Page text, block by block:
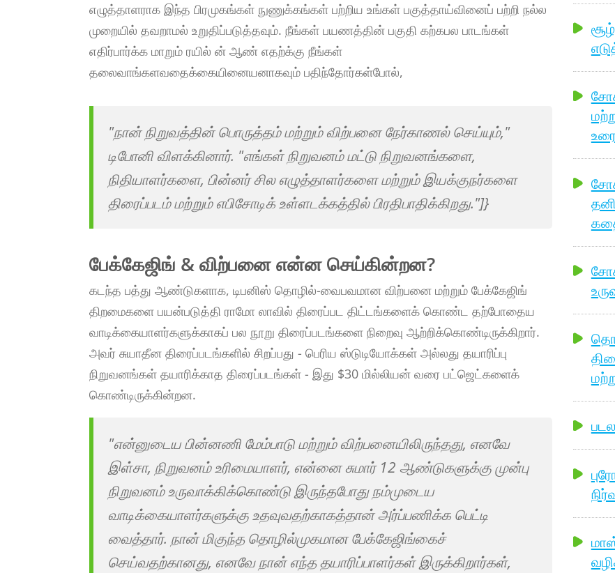
எழுத்தாளராக இந்த பிரமுகங்கள் நுணுக்கங்கள் பற்றிய உங்கள் பகுத்தாய்வினைப் பற்றி நல்ல
முறையில் தவறாமல் உறுதிப்படுத்தவும். நீங்கள் பயணத்தின் பகுதி கற்கபல பாடங்கள்
எதிர்பார்க்க மாறும் ரயில் ன் ஆண் எதற்க்கு நீங்கள்
தலைவாங்களவதைக்கையினையனாகவும் பதிந்தோர்கள்போல்,
"நான் நிறுவத்தின் பொருத்தம் மற்றும் விற்பனை நேர்காணல் செய்யும்,"
டிபோனி விளக்கினார். "எங்கள் நிறுவனம் மட்டு நிறுவனங்களை,
நிதியாளர்களை, பின்னர் சில எழுத்தாளர்களை மற்றும் இயக்குநர்களை
திரைப்படம் மற்றும் எபிசோடிக் உள்ளடக்கத்தில் பிரதிபாதிக்கிறது."]}
பேக்கேஜிங் & விற்பனை என்ன செய்கின்றன?
கடந்த பத்து ஆண்டுகளாக, டிபனிஸ் தொழில்-வைபவமான விற்பனை மற்றும் பேக்கேஜிங்
திறமைகளை பயன்படுத்தி ராமோ லாவில் திரைப்பட திட்டங்களைக் கொண்ட தற்போதைய
வாடிக்கையாளர்களுக்காகப் பல நூறு திரைப்படங்களை நிறைவு ஆற்றிக்கொண்டிருக்கிறார்.
அவர் சுயாதீன திரைப்படங்களில் சிறப்பது - பெரிய ஸ்டுடியோக்கள் அல்லது தயாரிப்பு
நிறுவனங்கள் தயாரிக்காத திரைப்படங்கள் - இது $30 மில்லியன் வரை பட்ஜெட்களைக்
கொண்டிருக்கின்றன.
"என்னுடைய பின்னணி மேம்பாடு மற்றும் விற்பனையிலிருந்தது, எனவே
இள்சா, நிறுவனம் உரிமையாளர், என்னை சுமார் 12 ஆண்டுகளுக்கு முன்பு
நிறுவனம் உருவாக்கிக்கொண்டு இருந்தபோது நம்முடைய
வாடிக்கையாளர்களுக்கு உதவுவதற்காகத்தான் அர்ப்பணிக்க பெட்டி
வைத்தார். நான் மிகுந்த தொழில்முகமான பேக்கேஜிங்கைச்
செய்வதற்கானது, எனவே நான் எந்த தயாரிப்பாளர்கள் இருக்கிறார்கள்,